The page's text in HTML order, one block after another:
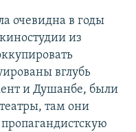
очевидна в годы
из
вглубь
и Душанбе, были
там они